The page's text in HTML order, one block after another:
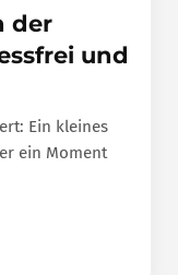
der
und
Ein kleines
ein Moment